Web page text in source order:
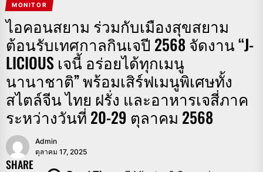
MONITOR
ไอคอนสยาม ร่วมกับเมืองสุขสยาม
ต้อนรับเทศกาลกินเจปี 2568 จัดงาน “J-
LICIOUS เจนี้ อร่อยได้ทุกเมนู
นานาชาติ” พร้อมเสิร์ฟเมนูพิเศษทั้ง
สไตล์จีน ไทย ฝรั่ง และอาหารเจสี่ภาค
ระหว่างวันที่ 20-29 ตุลาคม 2568
Admin
ตุลาคม 17, 2025
SHARE